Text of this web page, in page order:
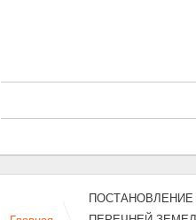
ПОСТАНОВЛЕНИЕ